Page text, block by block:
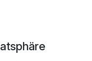
p.P. ab999,00 €
- "DER
Raucherstüberl.